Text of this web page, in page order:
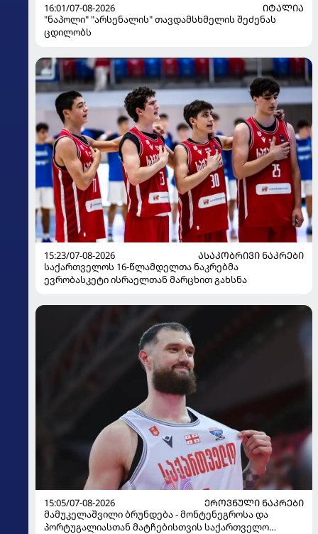
16:01/07-08-2026
ᲘᲢᲐᲚᲘᲐ
"ნაპოლი" "არსენალის" თავდამსხმელის შეძენას
ცდილობს
15:23/07-08-2026
ᲐᲡᲐᲙᲝᲑᲠᲘᲕᲘ ᲜᲐᲙᲠᲔᲑᲘ
საქართველოს 16-წლამდელთა ნაკრებმა
ევრობასკეტი ისრაელთან მარცხით გახსნა
15:05/07-08-2026
ᲔᲠᲝᲕᲜᲣᲚᲘ ᲜᲐᲙᲠᲔᲑᲘ
მამუკელაშვილი ბრუნდება - მონტენეგროსა და
პორტუგალიასთან მატჩებისთვის საქართველო